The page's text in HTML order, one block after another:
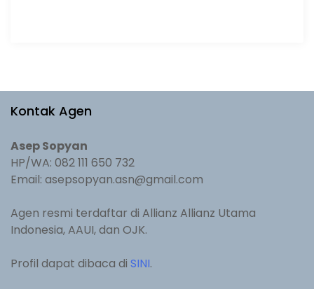
Kontak Agen
Asep Sopyan
HP/WA: 082 111 650 732
Email: asepsopyan.asn@gmail.com
Agen resmi terdaftar di Allianz Allianz Utama
Indonesia, AAUI, dan OJK.
Profil dapat dibaca di SINI.